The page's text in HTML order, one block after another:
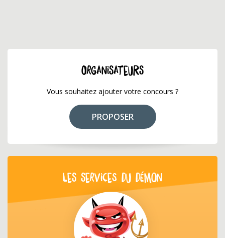
ORGANISATEURS
Vous souhaitez ajouter votre concours ?
PROPOSER
LES SERVICES DU DÉMON